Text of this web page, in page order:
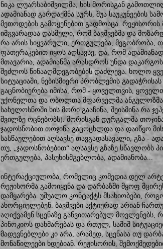
ნიკა ლუარსაბიშვილმა, ხის მორისგან
ადამიანად გარდაქმნა სურს, შუა საუკუნეების
მეთოდების გამოყენებით გადმოსცა. რეჟისორის
იმგვარადაა დასმული, რომ ბავშვებმა და
რა არის სიყვარული, ერთგულება, მეგობრობა,
ფათერაკებით იყოს აღსავსე, და, რომ
მთავარია, ადამიანმა არასდროს უნდა
შეძლოს წინააღმდეგობების დაძლევა. ხოლო
სიტუაციაში, ნებისმიერი პრობლემის
გაცნობიერება იმისა, რომ - ყოველთვის,
უქონელთა და ობოლთა მფარველმა ანგელოზმა
სახელოსნოში ხის მორი გააჩინა, შეისმინა რა
შვილზე ოცნებობს). მორისგან დურგალმა
ჯადოსნობით თოჯინა გაცოცხლდა და დაიწყო
სასწაულებით აღსავსე თავგადასავალი, გზა -
თუ, „ჯადოსნობებით“ აღსავსე გზაზე სწავლობს
ერთგულება, პასუხისმგებლობა, ადამიანობა...
ინტერაქციულობა, რომელიც კომედია დელ
რეჟისორმა გამოიყენა და დარბაზში მყოფ
დამყარება. უშუალო კონტაქტს მსახიობები,
ახორციელებენ. ბავშვები აქტიურად არიან
აღიქვამენ სცენაზე განვითარებულ
პინოკიოს დახმარებას და რთულ, საშიშ
მადევნებლები კი არა, არამედ, სცენასა თუ
მონაწილეები ხდებიან. რეჟისორის,